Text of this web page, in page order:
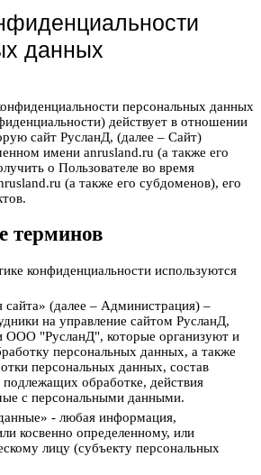
данных
персональных данных
действует в отношении
сайт РусланД, (далее – Сайт)
имени anrusland.ru (а также его
о Пользователе во время
(а также его субдоменов), его
терминов
конфиденциальности используются
(далее – Администрация) –
на управление сайтом РусланД,
ООО "РусланД", которые организуют и
персональных данных, а также
персональных данных, состав
обработке, действия
с персональными данными.
- любая информация,
косвенно определенному, или
лицу (субъекту персональных